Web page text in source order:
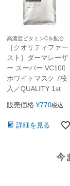
高濃度ビタミンCを配合
［クオリティファー
スト］ダーマレーザ
ー スーパー VC100
ホワイトマスク 7枚
入／QUALITY 1st
販売価格 ¥770税込
詳細を見る
今